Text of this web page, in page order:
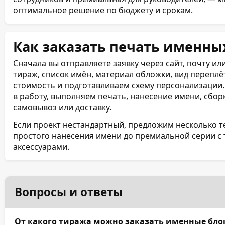
оптимальное решение по бюджету и срокам.
Как заказать печать
Сначала вы отправляете заявку через сайт, почту
тираж, список имён, материал обложки, вид
стоимость и подготавливаем схему
в работу, выполняем печать, нанесение имени,
самовывоз или доставку.
Если проект нестандартный, предложим несколько
простого нанесения имени до премиальной серии
аксессуарами.
Вопросы и ответы
От какого тиража можно заказать именные